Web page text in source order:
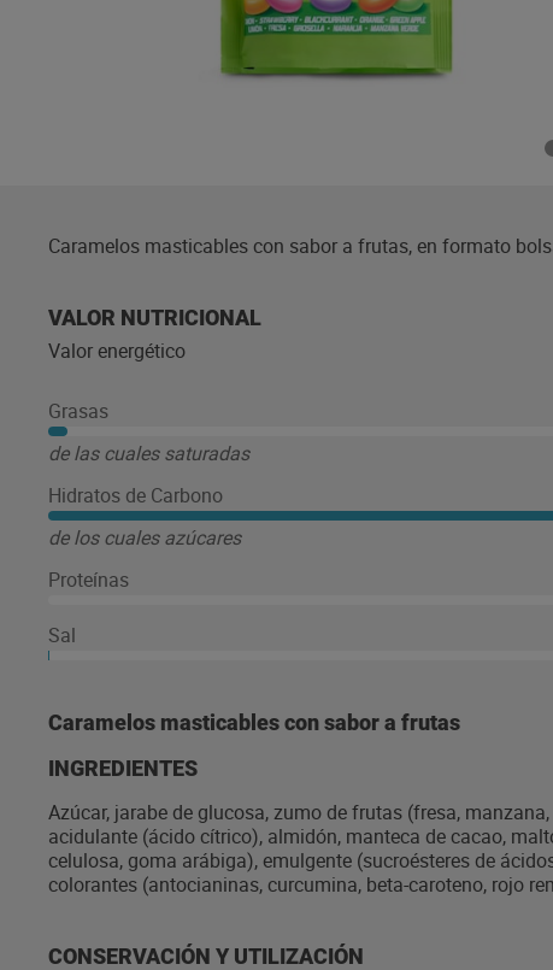
Caramelos masticables con sabor a frutas, en formato
VALOR NUTRICIONAL
Valor energético
Grasas
de las cuales saturadas
Hidratos de Carbono
de los cuales azúcares
Proteínas
Sal
Caramelos masticables con sabor a frutas
INGREDIENTES
Azúcar, jarabe de glucosa, zumo de frutas (fresa,
acidulante (ácido cítrico), almidón, manteca de cacao,
celulosa, goma arábiga), emulgente (sucroésteres de
colorantes (antocianinas, curcumina, beta-caroteno, rojo
CONSERVACIÓN Y UTILIZACIÓN